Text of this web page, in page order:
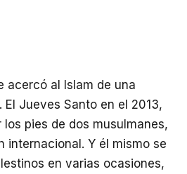
acercó al Islam de una
Jueves Santo en el 2013,
pies de dos musulmanes,
internacional. Y él mismo se
en varias ocasiones,